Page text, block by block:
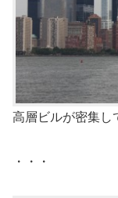
高層ビルが密集し
・・・